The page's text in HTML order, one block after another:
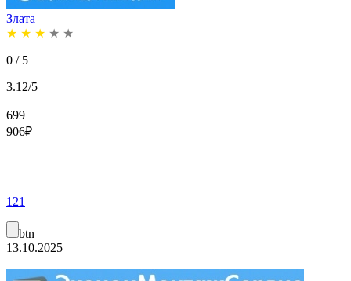
Злата
★ ★ ★ ★ ★
0 / 5
3.12/5
699
906₽
121
btn
13.10.2025